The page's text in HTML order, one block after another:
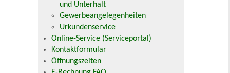
und Unterhalt
Gewerbeangelegenheiten
Urkundenservice
Online-Service (Serviceportal)
Kontaktformular
Öffnungszeiten